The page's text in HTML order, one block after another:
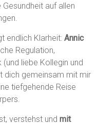
auf allen
endlich Klarheit:Annic
Regulation,
liebe Kollegin und
dich gemeinsam mit mir
tiefgehende Reise
verstehst undmit